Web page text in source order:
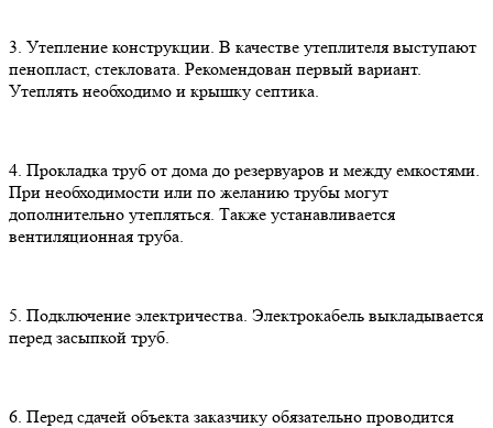
3. Утепление конструкции. В качестве утеплителя выступают
пенопласт, стекловата. Рекомендован первый вариант.
Утеплять необходимо и крышку септика.
4. Прокладка труб от дома до резервуаров и между емкостями.
При необходимости или по желанию трубы могут
дополнительно утепляться. Также устанавливается
вентиляционная труба.
5. Подключение электричества. Электрокабель выкладывается
перед засыпкой труб.
6. Перед сдачей объекта заказчику обязательно проводится